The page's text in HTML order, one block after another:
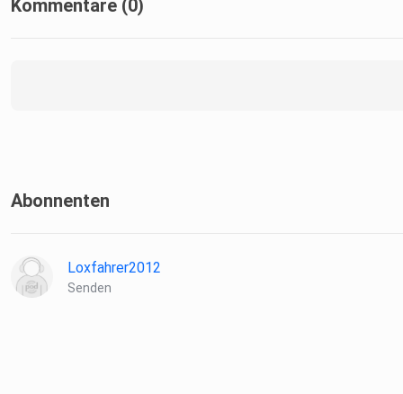
Kommentare (0)
Abonnenten
Loxfahrer2012
Senden